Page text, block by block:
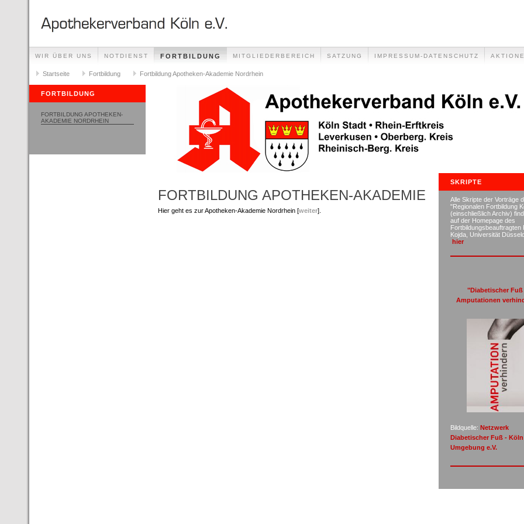
WIR ÜBER UNS NOTDIENST FORTBILDUNG MITGLIEDERBEREICH SATZUNG IMPRESSUM-DATENSCHUTZ
VERANSTALTUNGEN NACHRICHTEN SITEMAP
Startseite Fortbildung Fortbildung Apotheken-Akademie Nordrhein
FORTBILDUNG
FORTBILDUNG APOTHEKEN-
AKADEMIE NORDRHEIN
FORTBILDUNG APOTHEKEN-AKADEMIE
Hier geht es zur Apotheken-Akademie Nordrhein [weiter].
SKRIPTE
Alle Skripte der Vorträge
"Regionalen Fortbildung
(einschließlich Archiv)
auf der Homepage des
Fortbildungsbeauftragten
Kojda, Universität
hier
"Diabetischer Fuß
Amputationen
Bildquelle: Netzwerk
Diabetischer Fuß -
Umgebung e.V.